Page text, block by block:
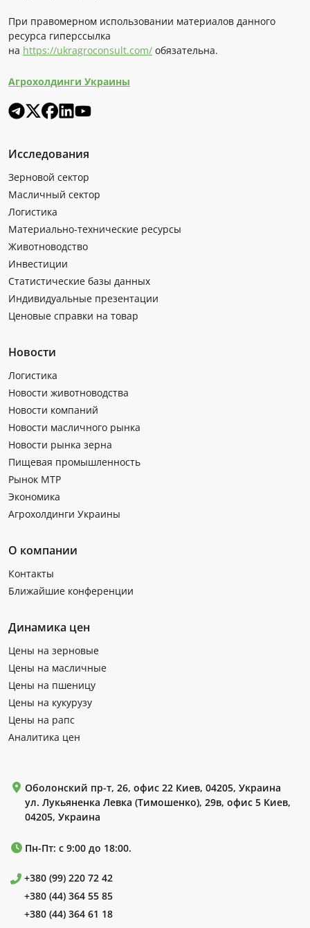
При правомерном использовании материалов данного
ресурса гиперссылка
на https://ukragroconsult.com/ обязательна.
Агрохолдинги Украины
Исследования
Зерновой сектор
Масличный сектор
Логистика
Материально-технические ресурсы
Животноводство
Инвестиции
Статистические базы данных
Индивидуальные презентации
Ценовые справки на товар
Новости
Логистика
Новости животноводства
Новости компаний
Новости масличного рынка
Новости рынка зерна
Пищевая промышленность
Рынок МТР
Экономика
Агрохолдинги Украины
О компании
Контакты
Ближайшие конференции
Динамика цен
Цены на зерновые
Цены на масличные
Цены на пшеницу
Цены на кукурузу
Цены на рапс
Аналитика цен
Оболонский пр-т, 26, офис 22 Киев, 04205, Украина
ул. Лукьяненка Левка (Тимошенко), 29в, офис 5 Киев,
04205, Украина
Пн-Пт: с 9:00 до 18:00.
+380 (99) 220 72 42
+380 (44) 364 55 85
+380 (44) 364 61 18